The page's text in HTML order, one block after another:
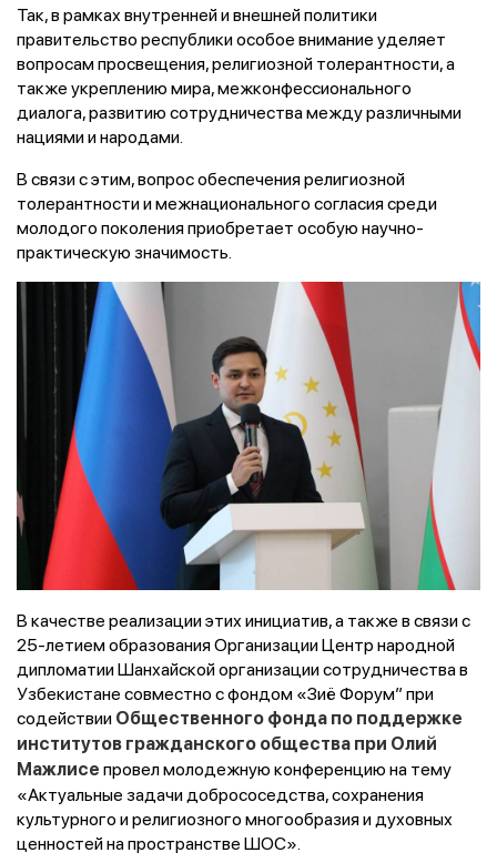
Так, в рамках внутренней и внешней политики
правительство республики особое внимание уделяет
вопросам просвещения, религиозной толерантности, а
также укреплению мира, межконфессионального
диалога, развитию сотрудничества между различными
нациями и народами.
В связи с этим, вопрос обеспечения религиозной
толерантности и межнационального согласия среди
молодого поколения приобретает особую научно-
практическую значимость.
В качестве реализации этих инициатив, а также в связи с
25-летием образования Организации Центр народной
дипломатии Шанхайской организации сотрудничества в
Узбекистане совместно с фондом «Зиё Форум”при
содействии Общественного фонда по поддержке
институтов гражданского общества при Олий
Мажлисе провел молодежную конференцию на тему
«Актуальные задачи добрососедства, сохранения
культурного и религиозного многообразия и духовных
ценностей на пространстве ШОС».